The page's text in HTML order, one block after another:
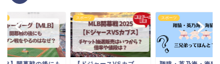
スポーツ スポーツ